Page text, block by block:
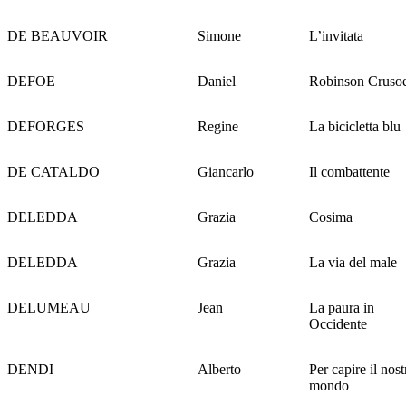
DE BEAUVOIR Simone L’invitata
DEFOE Daniel Robinson
DEFORGES Regine La bicicletta blu
DE CATALDO Giancarlo Il combattente
DELEDDA Grazia Cosima
DELEDDA Grazia La via del male
DELUMEAU Jean
La paura in
Occidente
DENDI Alberto
Per capire il
mondo